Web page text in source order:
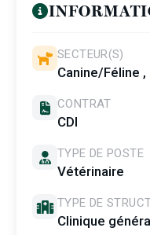
SECTEUR(S)
Canine/Féline ,
CONTRAT
CDI
TYPE DE POSTE
Vétérinaire
TYPE DE
Clinique